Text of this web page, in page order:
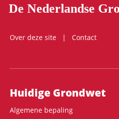
De Nederlandse
Over deze site
Contact
Hoofdnavigatie
Huidige Grondwet
Algemene bepaling